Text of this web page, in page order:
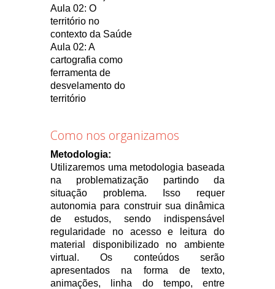
Aula 02: O
território no
contexto da Saúde
Aula 02: A
cartografia como
ferramenta de
desvelamento do
território
Como nos organizamos
Metodologia:
Utilizaremos uma metodologia baseada
na problematização partindo da
situação problema. Isso requer
autonomia para construir sua dinâmica
de estudos, sendo indispensável
regularidade no acesso e leitura do
material disponibilizado no ambiente
virtual. Os conteúdos serão
apresentados na forma de texto,
animações, linha do tempo, entre